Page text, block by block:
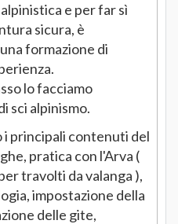
e per far sì
sicura, è
formazione di
lo facciamo
sci alpinismo.
i principali contenuti del
pratica con l'Arva (
travolti da valanga ),
impostazione della
delle gite,